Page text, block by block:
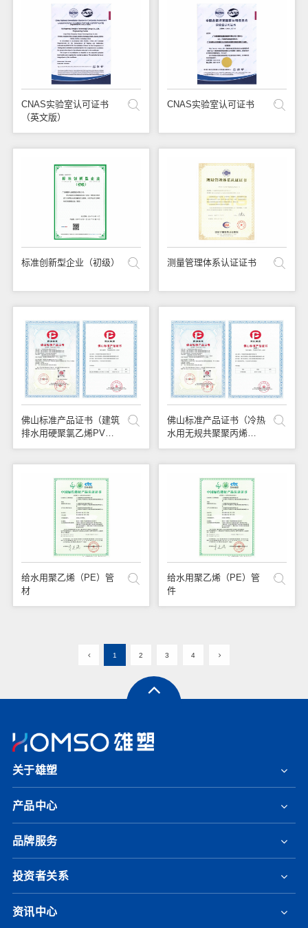
CNAS实验室认可证书
（英文版）
CNAS实验室认可证书
标准创新型企业（初级） 测量管理体系认证证书
佛山标准产品证书（建筑
排水用硬聚氯乙烯PVC-
U管材）
佛山标准产品证书（冷热
水用无规共聚聚丙烯
PPR管材）
给水用聚乙烯（PE）管
材
给水用聚乙烯（PE）管
件
1 2 3 4
关于雄塑
产品中心
品牌服务
投资者关系
资讯中心